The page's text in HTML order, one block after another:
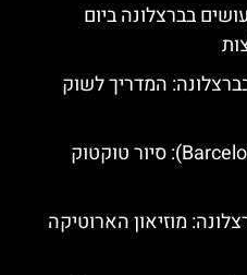
בברצלונה ביום
המדריך לשוק
סיור טוקטוק בברצלונה (Barcelona): סיור טוקטוק
מוזיאון הארוטיקה